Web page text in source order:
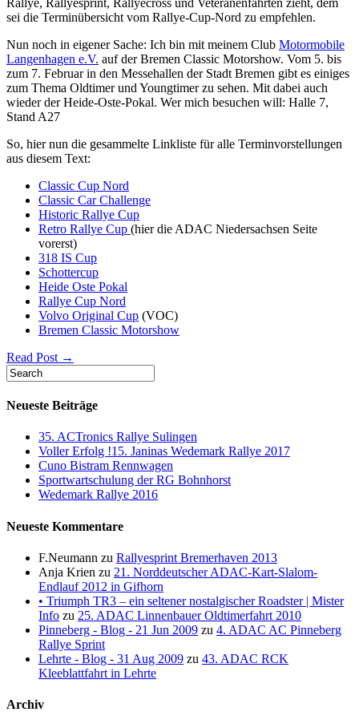
sei die Terminübersicht vom Rallye-Cup-Nord zu empfehlen.
Nun noch in eigener Sache: Ich bin mit meinem Club Motormobile
Langenhagen e.V. auf der Bremen Classic Motorshow. Vom 5. bis
zum 7. Februar in den Messehallen der Stadt Bremen gibt es einiges
zum Thema Oldtimer und Youngtimer zu sehen. Mit dabei auch
wieder der Heide-Oste-Pokal. Wer mich besuchen will: Halle 7,
Stand A27
So, hier nun die gesammelte Linkliste für alle Terminvorstellungen
aus diesem Text:
Classic Cup Nord
Classic Car Challenge
Historic Rallye Cup
Retro Rallye Cup (hier die ADAC Niedersachsen Seite
vorerst)
318 IS Cup
Schottercup
Heide Oste Pokal
Rallye Cup Nord
Volvo Original Cup (VOC)
Bremen Classic Motorshow
Read Post →
Neueste Beiträge
35. ACTronics Rallye Sulingen
Voller Erfolg !15. Janinas Wedemark Rallye 2017
Cuno Bistram Rennwagen
Sportwartschulung der RG Bohnhorst
Wedemark Rallye 2016
Neueste Kommentare
F.Neumann zu Rallyesprint Bremerhaven 2013
Anja Krien zu 21. Norddeutscher ADAC-Kart-Slalom-
Endlauf 2012 in Gifhorn
• Triumph TR3 – ein seltener nostalgischer Roadster | Mister
Info zu 25. ADAC Linnenbauer Oldtimerfahrt 2010
Pinneberg - Blog - 21 Jun 2009 zu 4. ADAC AC Pinneberg
Rallye Sprint
Lehrte - Blog - 31 Aug 2009 zu 43. ADAC RCK
Kleeblattfahrt in Lehrte
Archiv